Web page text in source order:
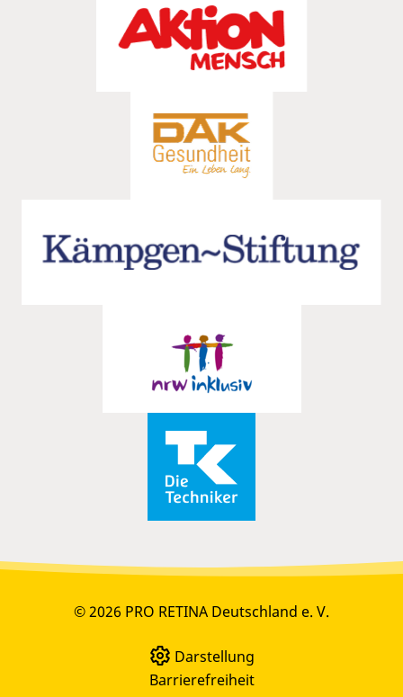
© 2026 PRO RETINA Deutschland e. V.
Darstellung
Barrierefreiheit